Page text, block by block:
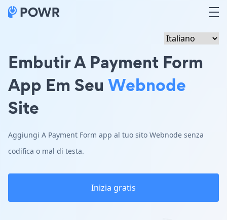
Embutir A Payment Form
App Em Seu Webnode
Site
Aggiungi A Payment Form app al tuo sito Webnode senza
codifica o mal di testa.
Inizia gratis